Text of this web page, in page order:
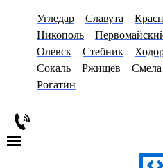
Угледар Славута
Никополь
Олевск
Стебник
Сокаль
Ржищев Смела
Рогатин